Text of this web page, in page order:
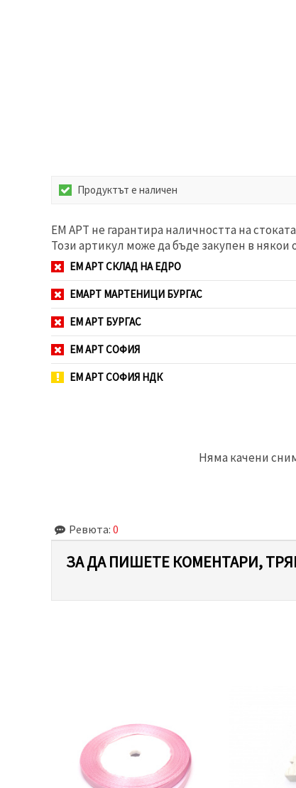
Продуктът е наличен
ЕМ АРТ не гарантира наличността на
Този артикул може да бъде закупен в някои
ЕМ АРТ СКЛАД НА ЕДРО
ЕМАРТ МАРТЕНИЦИ БУРГАС
ЕМ АРТ БУРГАС
ЕМ АРТ СОФИЯ
ЕМ АРТ СОФИЯ НДК
Няма качени
Ревюта: 0
ЗА ДА ПИШЕТЕ КОМЕНТАРИ,